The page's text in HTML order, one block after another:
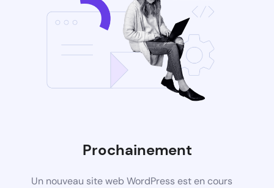
Prochainement
Un nouveau site web WordPress est en cours